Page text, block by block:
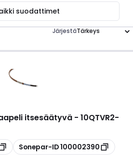
suodattimet
Järjestä
itsesäätyvä - 10QTVR2-
Kopioi
Sonepar-ID100002390